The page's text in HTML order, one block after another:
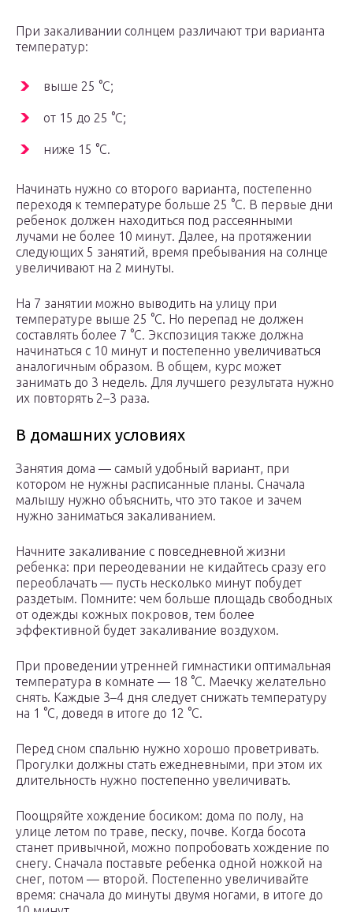
При закаливании солнцем различают три варианта
температур:
выше 25 °С;
от 15 до 25 °С;
ниже 15 °С.
Начинать нужно со второго варианта, постепенно
переходя к температуре больше 25 °С. В первые дни
ребенок должен находиться под рассеянными
лучами не более 10 минут. Далее, на протяжении
следующих 5 занятий, время пребывания на солнце
увеличивают на 2 минуты.
На 7 занятии можно выводить на улицу при
температуре выше 25 °С. Но перепад не должен
составлять более 7 °С. Экспозиция также должна
начинаться с 10 минут и постепенно увеличиваться
аналогичным образом. В общем, курс может
занимать до 3 недель. Для лучшего результата нужно
их повторять 2–3 раза.
В домашних условиях
Занятия дома — самый удобный вариант, при
котором не нужны расписанные планы. Сначала
малышу нужно объяснить, что это такое и зачем
нужно заниматься закаливанием.
Начните закаливание с повседневной жизни
ребенка: при переодевании не кидайтесь сразу его
переоблачать — пусть несколько минут побудет
раздетым. Помните: чем больше площадь свободных
от одежды кожных покровов, тем более
эффективной будет закаливание воздухом.
При проведении утренней гимнастики оптимальная
температура в комнате — 18 °С. Маечку желательно
снять. Каждые 3–4 дня следует снижать температуру
на 1 °С, доведя в итоге до 12 °С.
Перед сном спальню нужно хорошо проветривать.
Прогулки должны стать ежедневными, при этом их
длительность нужно постепенно увеличивать.
Поощряйте хождение босиком: дома по полу, на
улице летом по траве, песку, почве. Когда босота
станет привычной, можно попробовать хождение по
снегу. Сначала поставьте ребенка одной ножкой на
снег, потом — второй. Постепенно увеличивайте
время: сначала до минуты двумя ногами, в итоге до